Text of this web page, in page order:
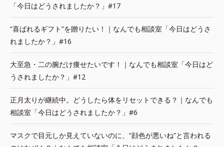
「今日はどうされましたか？」#17
“喜ばれるギフト”を贈りたい！｜なんでも相談室「今日はどうさ
れましたか？」#16
大至急・二の腕だけ痩せたいです！｜なんでも相談室「今日はど
うされましたか？」#12
正月太りが継続中。どうしたら体をリセットできる？｜なんでも
相談室「今日はどうされましたか？」#6
マスクで目元しか見えていないのに、“顔色が悪いね”と言われる